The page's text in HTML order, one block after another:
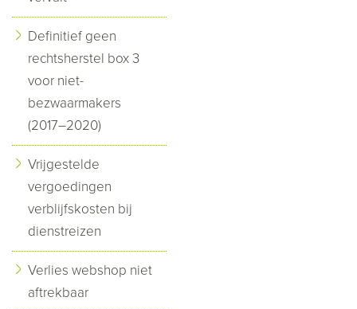
Definitief geen
rechtsherstel box 3
voor niet-
bezwaarmakers
(2017–2020)
Vrijgestelde
vergoedingen
verblijfskosten bij
dienstreizen
Verlies webshop niet
aftrekbaar